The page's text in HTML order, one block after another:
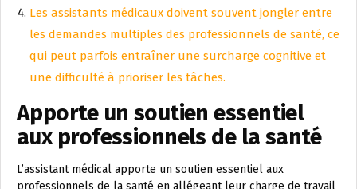
Les assistants médicaux doivent souvent jongler entre
les demandes multiples des professionnels de santé, ce
qui peut parfois entraîner une surcharge cognitive et
une difficulté à prioriser les tâches.
Apporte un soutien essentiel
aux professionnels de la santé
L’assistant médical apporte un soutien essentiel aux
professionnels de la santé en allégeant leur charge de travail